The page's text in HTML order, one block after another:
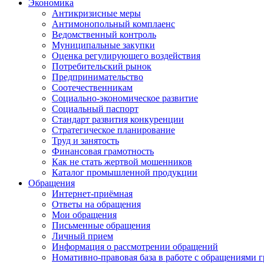
Экономика
Антикризисные меры
Антимонопольный комплаенс
Ведомственный контроль
Муниципальные закупки
Оценка регулирующего воздействия
Потребительский рынок
Предпринимательство
Соотечественникам
Социально-экономическое развитие
Социальный паспорт
Стандарт развития конкуренции
Стратегическое планирование
Труд и занятость
Финансовая грамотность
Как не стать жертвой мошенников
Каталог промышленной продукции
Обращения
Интернет-приёмная
Ответы на обращения
Мои обращения
Письменные обращения
Личный прием
Информация о рассмотрении обращений
Номативно-правовая база в работе с обращениями